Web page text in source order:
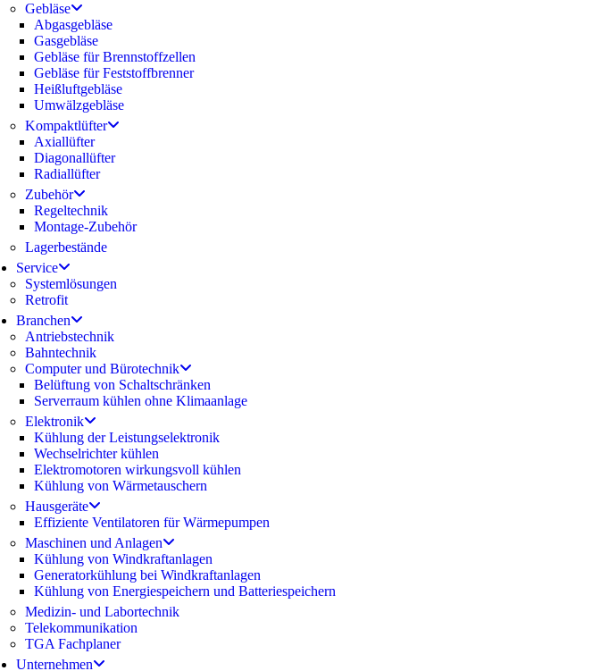
Gebläse
Abgasgebläse
Gasgebläse
Gebläse für Brennstoffzellen
Gebläse für Feststoffbrenner
Heißluftgebläse
Umwälzgebläse
Kompaktlüfter
Axiallüfter
Diagonallüfter
Radiallüfter
Zubehör
Regeltechnik
Montage-Zubehör
Lagerbestände
Service
Systemlösungen
Retrofit
Branchen
Antriebstechnik
Bahntechnik
Computer und Bürotechnik
Belüftung von Schaltschränken
Serverraum kühlen ohne Klimaanlage
Elektronik
Kühlung der Leistungselektronik
Wechselrichter kühlen
Elektromotoren wirkungsvoll kühlen
Kühlung von Wärmetauschern
Hausgeräte
Effiziente Ventilatoren für Wärmepumpen
Maschinen und Anlagen
Kühlung von Windkraftanlagen
Generatorkühlung bei Windkraftanlagen
Kühlung von Energiespeichern und Batteriespeichern
Medizin- und Labortechnik
Telekommunikation
TGA Fachplaner
Unternehmen